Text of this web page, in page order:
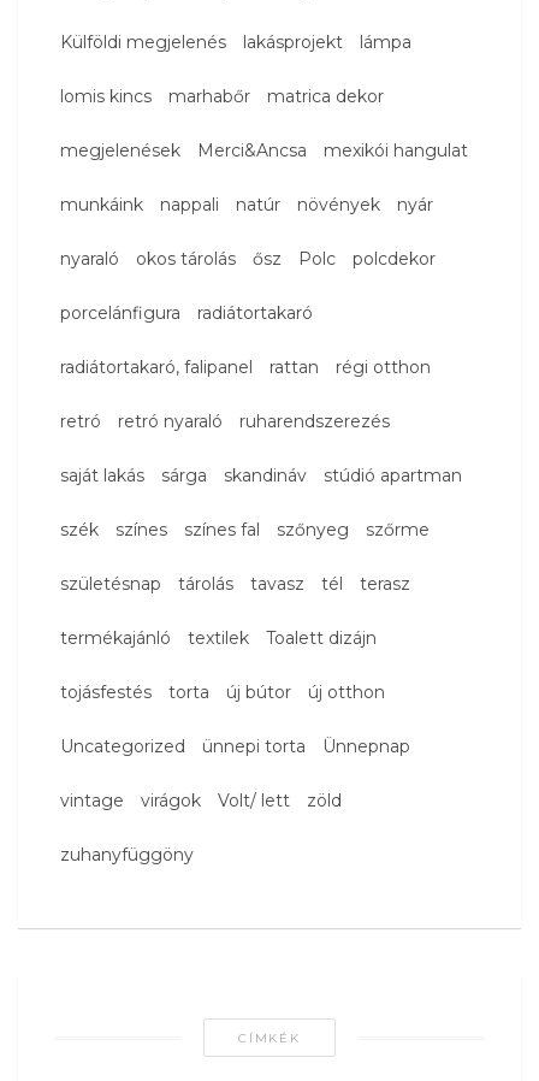
Külföldi megjelenés lakásprojekt lámpa
lomis kincs marhabőr matrica dekor
megjelenések Merci&Ancsa mexikói hangulat
munkáink nappali natúr növények nyár
nyaraló okos tárolás ősz Polc polcdekor
porcelánfigura radiátortakaró
radiátortakaró, falipanel rattan régi otthon
retró retró nyaraló ruharendszerezés
saját lakás sárga skandináv stúdió apartman
szék színes színes fal szőnyeg szőrme
születésnap tárolás tavasz tél terasz
termékajánló textilek Toalett dizájn
tojásfestés torta új bútor új otthon
Uncategorized ünnepi torta Ünnepnap
vintage virágok Volt/ lett zöld
zuhanyfüggöny
CÍMKÉK